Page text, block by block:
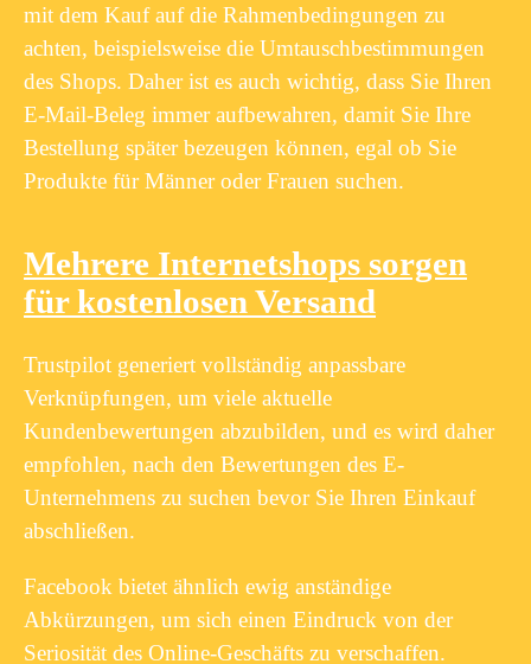
mit dem Kauf auf die Rahmenbedingungen zu
achten, beispielsweise die Umtauschbestimmungen
des Shops. Daher ist es auch wichtig, dass Sie Ihren
E-Mail-Beleg immer aufbewahren, damit Sie Ihre
Bestellung später bezeugen können, egal ob Sie
Produkte für Männer oder Frauen suchen.
Mehrere Internetshops sorgen
für kostenlosen Versand
Trustpilot generiert vollständig anpassbare
Verknüpfungen, um viele aktuelle
Kundenbewertungen abzubilden, und es wird daher
empfohlen, nach den Bewertungen des E-
Unternehmens zu suchen bevor Sie Ihren Einkauf
abschließen.
Facebook bietet ähnlich ewig anständige
Abkürzungen, um sich einen Eindruck von der
Seriosität des Online-Geschäfts zu verschaffen.